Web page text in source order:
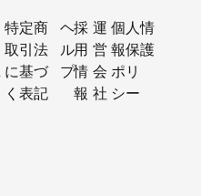
特定商
取引法
に基づ
く表記
ヘ
ル
プ
採
用
情
報
運
営
会
社
個人情
報保護
ポリ
シー